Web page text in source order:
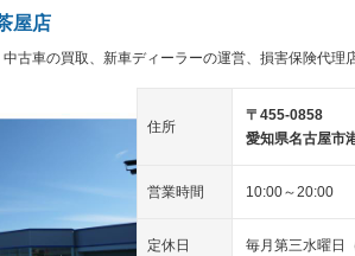
100V電源
－ 革シート
－ HID(キセノンライト) － ポータブルナビ
スマートキー
パワーシート 3列シート
チップアップシート オットマン
－ ウォークスルー 後席モニター
屋店
古車の買取、新車ディーラーの運営、損害保険代理
住所
〒455-0858
愛知県名古屋市
営業時間 10:00～20:00
定休日 毎月第三水曜日